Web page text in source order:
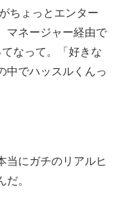
ちょっとエンター
マネージャー経由で
なって。「好きな
中でハッスルくんっ
当にガチのリアルヒ
。